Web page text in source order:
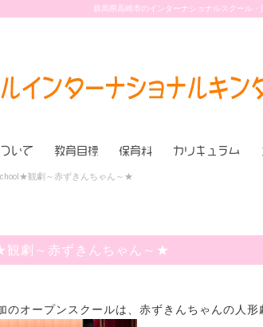
群馬県高崎市のインターナショナルスクール
いて 教育目標 保育料 カリキュラム
観劇～赤ずきんちゃん～★
観劇～赤ずきんちゃん～★
のオープンスクールは、赤ずきんちゃんの人